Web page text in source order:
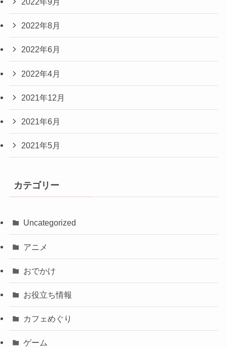
2022年8月
2022年6月
2022年4月
2021年12月
2021年6月
2021年5月
カテゴリー
Uncategorized
アニメ
おでかけ
お役立ち情報
カフェめぐり
ゲーム